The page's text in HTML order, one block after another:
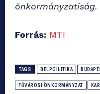
önkormányzatiság.
Forrás: MTI
TAGS BELPOILITIKA
FŐVÁROSI ÖNKORMÁNYZAT